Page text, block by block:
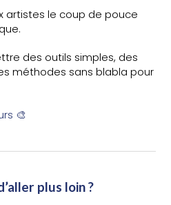
artistes le coup de pouce
des outils simples, des
méthodes sans blabla pour
🎨
plus loin ?